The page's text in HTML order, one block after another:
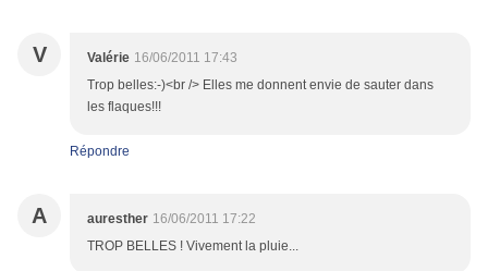
V Valérie 16/06/2011 17:43
Trop belles:-)<br /> Elles me donnent envie de sauter dans
les flaques!!!
Répondre
A auresther 16/06/2011 17:22
TROP BELLES ! Vivement la pluie...